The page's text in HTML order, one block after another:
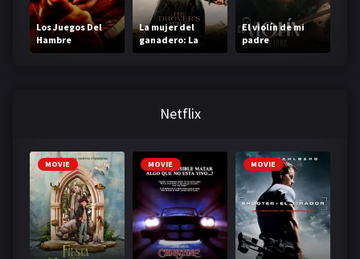
Los Juegos Del
Hambre
La mujer del
ganadero: La
leyenda de Molly
El violín de mi
padre
Netflix
MOVIE MOVIE MOVIE